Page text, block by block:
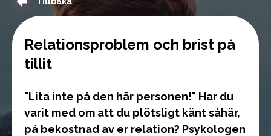
Relationsproblem och brist på
tillit
"Lita inte på den här personen!" Har du
varit med om att du plötsligt känt såhär,
på bekostnad av er relation? Psykologen